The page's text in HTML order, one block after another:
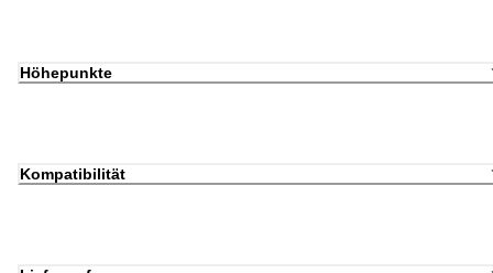
Höhepunkte
Kompatibilität